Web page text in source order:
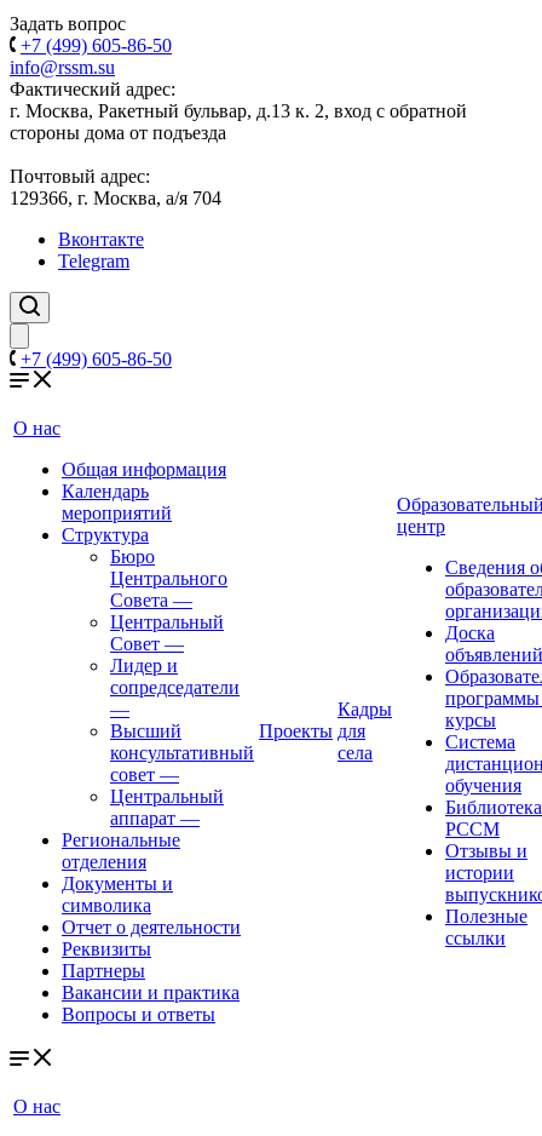
Задать вопрос
+7 (499) 605-86-50
info@rssm.su
Фактический адрес:
г. Москва, Ракетный бульвар, д.13 к. 2, вход с обратной
стороны дома от подъезда
Почтовый адрес:
129366, г. Москва, а/я 704
Вконтакте
Telegram
+7 (499) 605-86-50
О нас
Общая информация
Календарь
мероприятий
Структура
Бюро
Центрального
Совета —
Центральный
Совет —
Лидер и
сопредседатели
—
Высший
консультативный
совет —
Центральный
аппарат —
Региональные
отделения
Документы и
символика
Отчет о деятельности
Реквизиты
Партнеры
Вакансии и практика
Вопросы и ответы
Проекты
Кадры
для
села
центр
Сведения
Доска
объявлений
курсы
Система
обучения
Библиотека
РССМ
Отзывы и
истории
Полезные
ссылки
О нас